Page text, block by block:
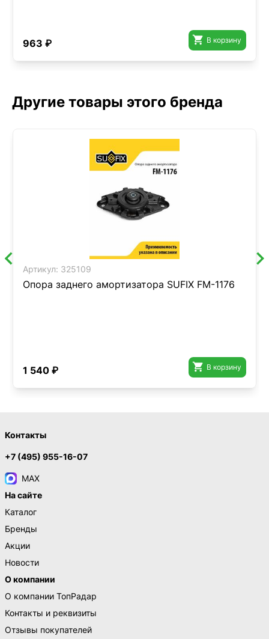
963 ₽  В корзину
Другие товары этого бренда
Артикул: 325109
Опора заднего амортизатора SUFIX FM-1176
1 540 ₽  В корзину
Контакты
+7 (495) 955-16-07
MAX
На сайте
Каталог
Бренды
Акции
Новости
О компании
О компании ТопРадар
Контакты и реквизиты
Отзывы покупателей